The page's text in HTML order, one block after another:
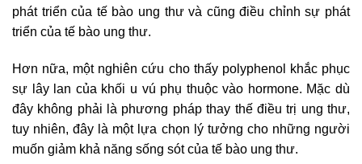
phát triển của tế bào ung thư và cũng điều chỉnh sự phát
triển của tế bào ung thư.
Hơn nữa, một nghiên cứu cho thấy polyphenol khắc phục
sự lây lan của khối u vú phụ thuộc vào hormone. Mặc dù
đây không phải là phương pháp thay thế điều trị ung thư,
tuy nhiên, đây là một lựa chọn lý tưởng cho những người
muốn giảm khả năng sống sót của tế bào ung thư.